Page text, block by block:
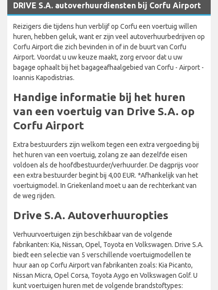
DRIVE S.A. autoverhuurdiensten bij Corfu Airport
Reizigers die tijdens hun verblijf op Corfu een voertuig willen
huren, hebben geluk, want er zijn veel autoverhuurbedrijven op
Corfu Airport die zich bevinden in of in de buurt van Corfu
Airport. Voordat u uw keuze maakt, zorg ervoor dat u uw
bagage ophaalt bij het bagageafhaalgebied van Corfu - Airport -
Ioannis Kapodistrias.
Handige informatie bij het huren
van een voertuig van Drive S.A. op
Corfu Airport
Extra bestuurders zijn welkom tegen een extra vergoeding bij
het huren van een voertuig, zolang ze aan dezelfde eisen
voldoen als de hoofdbestuurder/verhuurder. De dagprijs voor
een extra bestuurder begint bij 4,00 EUR. *Afhankelijk van het
voertuigmodel. In Griekenland moet u aan de rechterkant van
de weg rijden.
Drive S.A. Autoverhuuropties
Verhuurvoertuigen zijn beschikbaar van de volgende
fabrikanten: Kia, Nissan, Opel, Toyota en Volkswagen. Drive S.A.
biedt een selectie van 5 verschillende voertuigmodellen te
huur aan op Corfu Airport van fabrikanten zoals: Kia Picanto,
Nissan Micra, Opel Corsa, Toyota Aygo en Volkswagen Golf. U
kunt voertuigen huren met de volgende brandstoftypes: